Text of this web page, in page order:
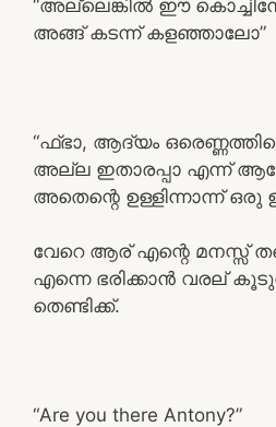
“അല്ലെങ്കിൽ ഈ
അങ്ങ് കടന്ന് കളഞ്ഞാലോ”
“ഫ്ഭാ, ആദ്യം
അല്ല ഇതാരപ്പാ എന്ന്
അതെന്റെ ഉള്ളിന്നാന്ന് ഒരു
വേറെ ആര് എന്റെ മനസ്സ്
എന്നെ ഭരിക്കാൻ വരല്
തെണ്ടിക്ക്.
“Are you there Antony?”